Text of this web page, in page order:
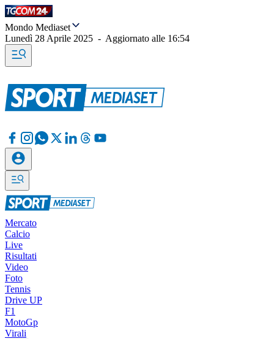
Mondo Mediaset
Lunedì 28 Aprile 2025 - Aggiornato alle 16:54
Mercato
Calcio
Live
Risultati
Video
Foto
Tennis
Drive UP
F1
MotoGp
Virali